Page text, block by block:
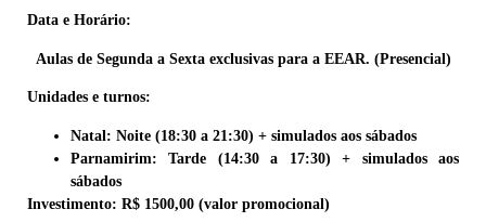
Data e Horário:
Aulas de Segunda a Sexta exclusivas para a EEAR. (Presencial)
Unidades e turnos:
Natal: Noite (18:30 a 21:30) + simulados aos sábados
Parnamirim: Tarde (14:30 a 17:30) + simulados aos
sábados
Investimento: R$ 1500,00 (valor promocional)